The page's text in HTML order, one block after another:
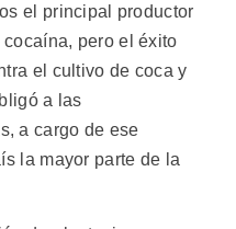
el principal productor
pero el éxito
el cultivo de coca y
a las
a cargo de ese
la mayor parte de la